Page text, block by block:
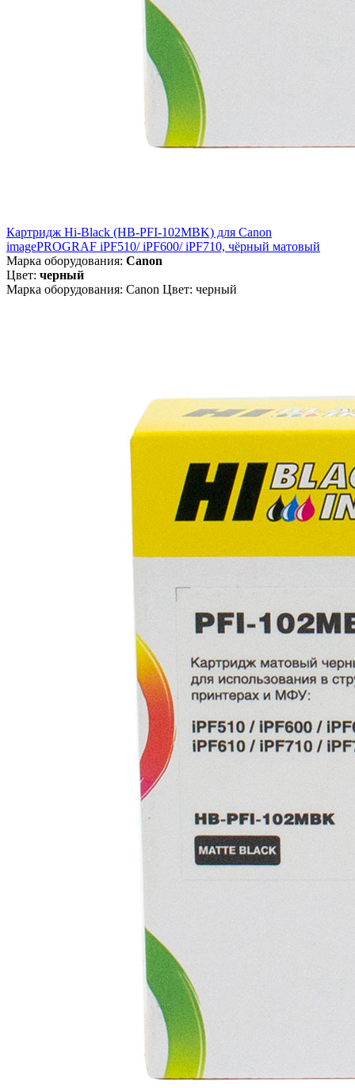
Картридж Hi-Black (HB-PFI-102MBK) для Canon
imagePROGRAF iPF510/ iPF600/ iPF710, чёрный матовый
Марка оборудования: Canon
Цвет: черный
Марка оборудования: Canon Цвет: черный